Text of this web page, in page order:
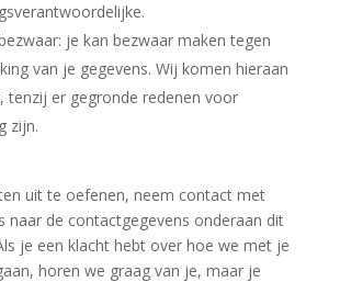
je kan bezwaar maken tegen
van je gegevens. Wij komen hieraan
tenzij er gegronde redenen voor
zijn.
uit te oefenen, neem contact met
naar de contactgegevens onderaan dit
je een klacht hebt over hoe we met je
horen we graag van je, maar je